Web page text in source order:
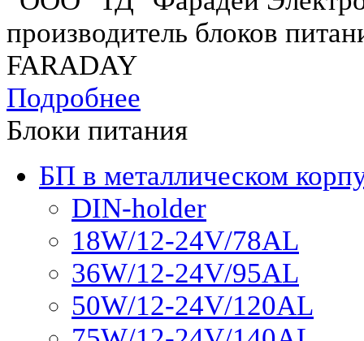
Подробнее
Блоки питания
БП в металлическом
DIN-holder
18W/12-24V/78AL
36W/12-24V/95AL
50W/12-24V/120AL